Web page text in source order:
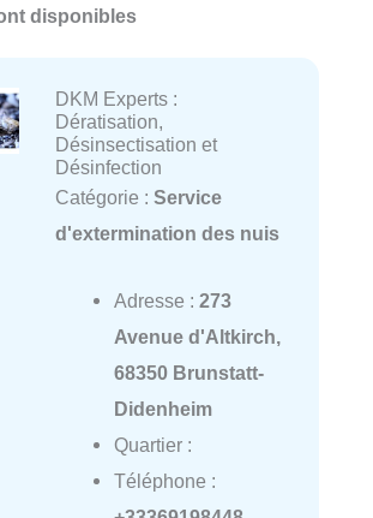
disponibles
DKM Experts :
Dératisation,
Désinsectisation et
Désinfection
Catégorie : Service
d'extermination des nuis
Adresse : 273
Avenue d'Altkirch,
68350 Brunstatt-
Didenheim
Quartier :
Téléphone :